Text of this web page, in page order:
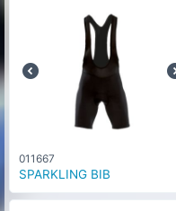
011667
SPARKLING BIB